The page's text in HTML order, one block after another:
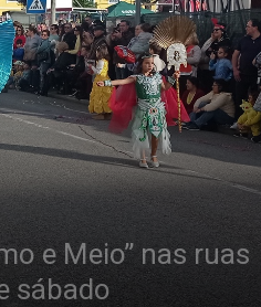
e Meio” nas ruas
sábado